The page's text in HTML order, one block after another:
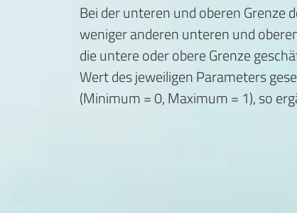
Bei der unteren und oberen Grenze
weniger anderen unteren und
die untere oder obere Grenze
Wert des jeweiligen Parameters
(Minimum = 0, Maximum = 1), so